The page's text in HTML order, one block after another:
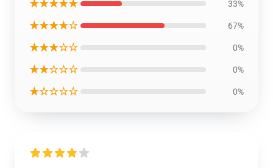
★★★★★ 33%
★★★★☆ 67%
★★★☆☆ 0%
★★☆☆☆ 0%
★☆☆☆☆ 0%